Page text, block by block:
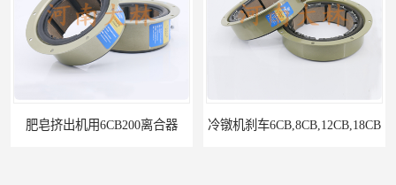
冷镦机刹车6CB,8CB,12CB,18CB Airflex同等6CB200离合器